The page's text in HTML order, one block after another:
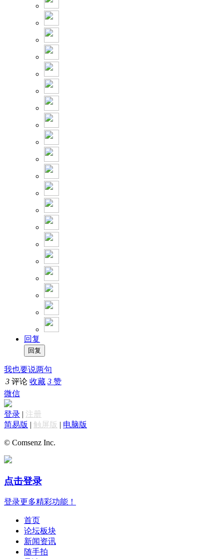
回复
我也要说两句
3 评论 收藏 3 赞
微信
登录 | 注册
简易版 | 触屏版 | 电脑版
© Comsenz Inc.
点击登录
登录更多精彩功能！
首页
论坛板块
新闻资讯
随手拍